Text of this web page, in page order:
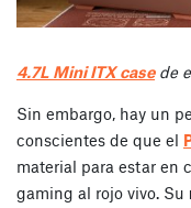
4.7L Mini ITX casede
Sin embargo, hay un
conscientes de que el
material para estar en
gaming al rojo vivo. Su